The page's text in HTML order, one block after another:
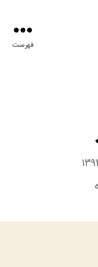
فهرست